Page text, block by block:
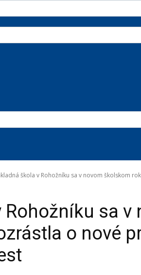
škola v Rohožníku sa v novom školskom
sa v
o nové